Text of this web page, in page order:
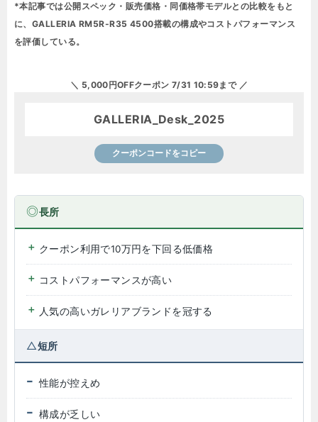
*本記事では公開スペック・販売価格・同価格帯モデルとの比較をもと
に、GALLERIA RM5R-R35 4500搭載の構成やコストパフォーマンス
を評価している。
＼ 5,000円OFFクーポン 7/31 10:59まで ／
GALLERIA_Desk_2025
クーポンコードをコピー
長所
クーポン利用で10万円を下回る低価格
コストパフォーマンスが高い
人気の高いガレリアブランドを冠する
短所
性能が控えめ
構成が乏しい